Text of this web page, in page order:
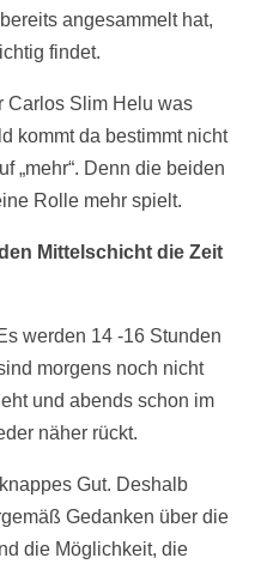
angesammelt hat,
findet.
Carlos Slim Helu was
kommt da bestimmt nicht
„mehr“. Denn die beiden
Rolle mehr spielt.
Mittelschicht die Zeit
werden 14 -16 Stunden
morgens noch nicht
und abends schon im
näher rückt.
Gut. Deshalb
Gedanken über die
die Möglichkeit, die